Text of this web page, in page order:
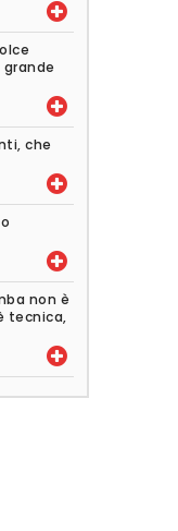
che
non è
tecnica,